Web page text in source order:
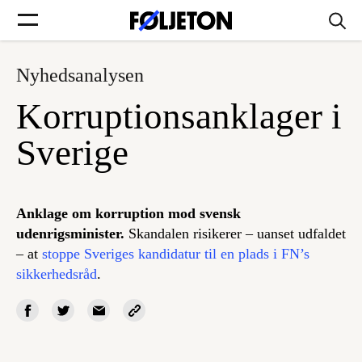
Forsider
Føljetoner
Søg
Min side
Nyhedsanalysen
Korruptionsanklager i
Sverige
Anklage om korruption mod svensk
udenrigsminister. Skandalen risikerer – uanset udfaldet
– at stoppe Sveriges kandidatur til en plads i FN’s
sikkerhedsråd.